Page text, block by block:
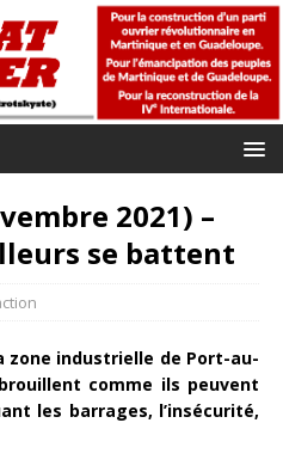
2021) –
se battent
zone industrielle de Port-au-
comme ils peuvent
les barrages, l’insécurité,